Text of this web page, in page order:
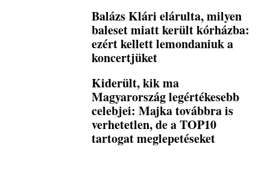
Balázs Klári elárulta, milyen
baleset miatt került kórházba:
ezért kellett lemondaniuk a
koncertjüket
Kiderült, kik ma
Magyarország legértékesebb
celebjei: Majka továbbra is
verhetetlen, de a TOP10
tartogat meglepetéseket